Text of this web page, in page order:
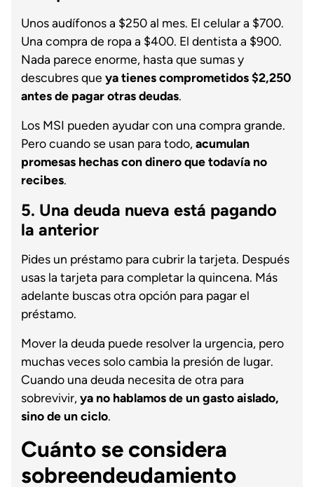
Unos audífonos a $250 al mes. El celular a $700.
Una compra de ropa a $400. El dentista a $900.
Nada parece enorme, hasta que sumas y
descubres que ya tienes comprometidos $2,250
antes de pagar otras deudas.
Los MSI pueden ayudar con una compra grande.
Pero cuando se usan para todo,acumulan
promesas hechas con dinero que todavía no
recibes.
5. Una deuda nueva está pagando
la anterior
Pides un préstamo para cubrir la tarjeta. Después
usas la tarjeta para completar la quincena. Más
adelante buscas otra opción para pagar el
préstamo.
Mover la deuda puede resolver la urgencia, pero
muchas veces solo cambia la presión de lugar.
Cuando una deuda necesita de otra para
sobrevivir,ya no hablamos de un gasto aislado,
sino de un ciclo.
Cuánto se considera
sobreendeudamiento